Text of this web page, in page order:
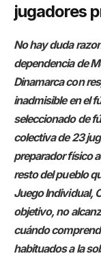
jugadores
No hay duda
dependencia de
Dinamarca con
inadmisible en el
seleccionado de
colectiva de 23
preparador físico
resto del pueblo
Juego Individual,
objetivo, no
cuándo
habituados a la